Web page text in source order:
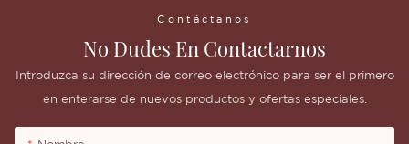
Contáctanos
No Dudes En Contactarnos
Introduzca su dirección de correo electrónico para ser el primero
en enterarse de nuevos productos y ofertas especiales.